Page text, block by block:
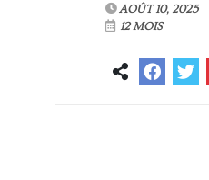
AOÛT 10, 2025
12 MOIS